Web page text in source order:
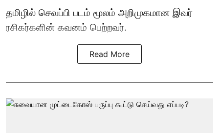
தமிழில் செவப்பி படம் மூலம் அறிமுகமான இவர்
ரசிகர்களின் கவனம் பெற்றவர்.
Read More